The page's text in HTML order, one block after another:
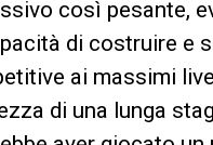
così pesante,
di costruire e
ai massimi
di una lunga